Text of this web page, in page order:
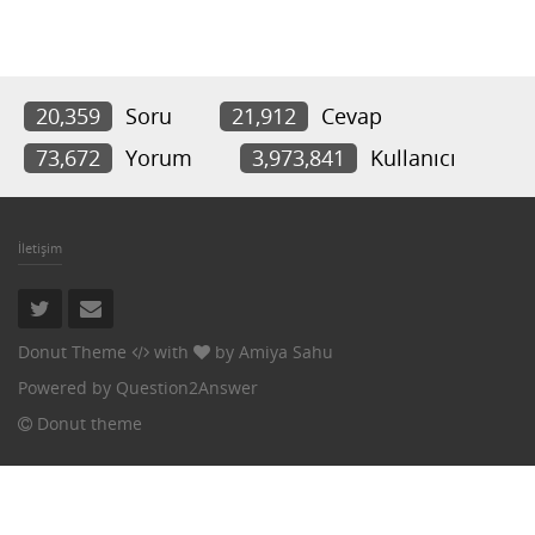
20,359 Soru 21,912
Cevap
73,672
Yorum 3,973,841 Kullanıcı
İletişim
Donut Theme with by Amiya Sahu
Powered by Question2Answer
Donut theme